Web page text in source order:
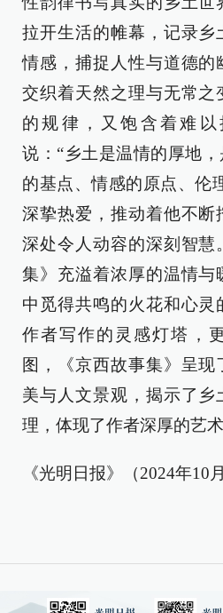
拉开生活的帷幕，记录乡
情感，捕捉人性与道德的
交织着天然之理与无常之
的规律，又饱含着难
说：“乡土是温情的厚地
的基点、情感的原点、伦
深挚热爱，推动着他不断
深处令人动容的深刻智慧
集》充溢着浓厚的温情与
中觅得共鸣的火花和心灵
作者写作的灵感灯塔，
图，《京西故事集》呈现
美与人文景观，揭示了
理，体现了作者深厚的艺术
《光明日报》（2024年10